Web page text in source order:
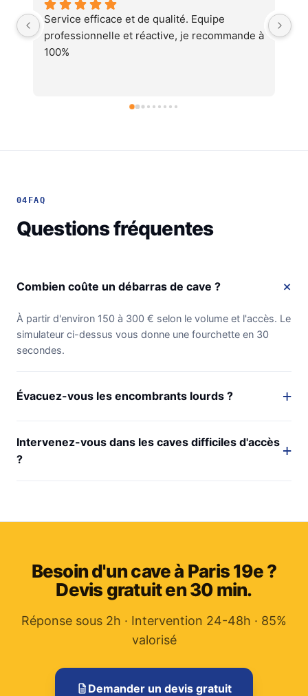
Service au top, devis ultra rapide et
cohérent, équipes professionnelles et
soignéesJe recommande !
04 FAQ
Questions fréquentes
Combien coûte un débarras de cave ?
À partir d'environ 150 à 300 € selon le volume et l'accès. Le
simulateur ci-dessus vous donne une fourchette en 30
secondes.
Évacuez-vous les encombrants lourds ?
Intervenez-vous dans les caves difficiles d'accès
?
Besoin d'un cave à Paris 19e ?
Devis gratuit en 30 min.
Réponse sous 2h · Intervention 24-48h · 85%
valorisé
Demander un devis gratuit